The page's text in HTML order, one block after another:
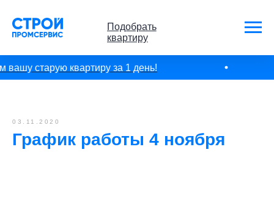
Подобрать
квартиру
старую квартиру за 1 день!
03.11.2020
График работы 4 ноября